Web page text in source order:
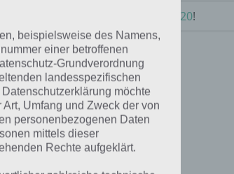
zu Halloween im Oktober 2020!
beispielsweise des Namens,
einer betroffenen
Grundverordnung
landesspezifischen
möchte
Umfang und Zweck der von
personenbezogenen Daten
mittels dieser
Rechte aufgeklärt.